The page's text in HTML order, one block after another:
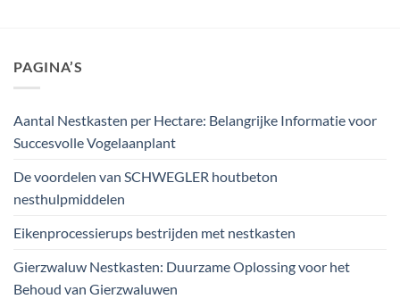
PAGINA’S
Aantal Nestkasten per Hectare: Belangrijke Informatie voor
Succesvolle Vogelaanplant
De voordelen van SCHWEGLER houtbeton
nesthulpmiddelen
Eikenprocessierups bestrijden met nestkasten
Gierzwaluw Nestkasten: Duurzame Oplossing voor het
Behoud van Gierzwaluwen